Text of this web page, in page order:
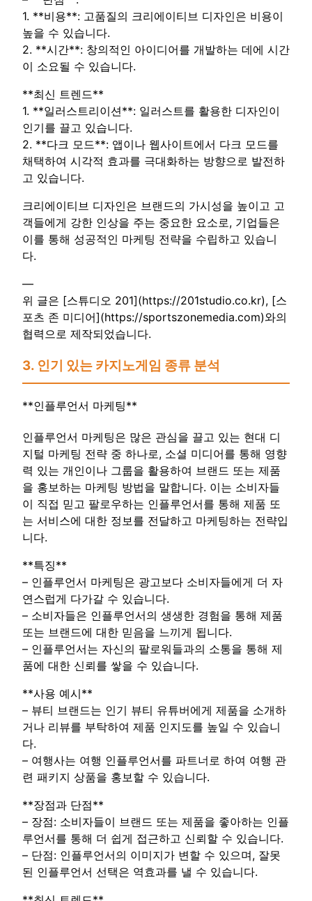
1. **비용**: 고품질의 크리에이티브 디자인은 비용이
높을 수 있습니다.
2. **시간**: 창의적인 아이디어를 개발하는 데에 시간
이 소요될 수 있습니다.
**최신 트렌드**
1. **일러스트리이션**: 일러스트를 활용한 디자인이
인기를 끌고 있습니다.
2. **다크 모드**: 앱이나 웹사이트에서 다크 모드를
채택하여 시각적 효과를 극대화하는 방향으로 발전하
고 있습니다.
크리에이티브 디자인은 브랜드의 가시성을 높이고 고
객들에게 강한 인상을 주는 중요한 요소로, 기업들은
이를 통해 성공적인 마케팅 전략을 수립하고 있습니
다.
—
위 글은 [스튜디오 201](https://201studio.co.kr), [스
포츠 존 미디어](https://sportszonemedia.com)와의
협력으로 제작되었습니다.
3. 인기 있는 카지노게임 종류 분석
**인플루언서 마케팅**
인플루언서 마케팅은 많은 관심을 끌고 있는 현대 디
지털 마케팅 전략 중 하나로, 소셜 미디어를 통해 영향
력 있는 개인이나 그룹을 활용하여 브랜드 또는 제품
을 홍보하는 마케팅 방법을 말합니다. 이는 소비자들
이 직접 믿고 팔로우하는 인플루언서를 통해 제품 또
는 서비스에 대한 정보를 전달하고 마케팅하는 전략입
니다.
**특징**
– 인플루언서 마케팅은 광고보다 소비자들에게 더 자
연스럽게 다가갈 수 있습니다.
– 소비자들은 인플루언서의 생생한 경험을 통해 제품
또는 브랜드에 대한 믿음을 느끼게 됩니다.
– 인플루언서는 자신의 팔로워들과의 소통을 통해 제
품에 대한 신뢰를 쌓을 수 있습니다.
**사용 예시**
– 뷰티 브랜드는 인기 뷰티 유튜버에게 제품을 소개하
거나 리뷰를 부탁하여 제품 인지도를 높일 수 있습니
다.
– 여행사는 여행 인플루언서를 파트너로 하여 여행 관
련 패키지 상품을 홍보할 수 있습니다.
**장점과 단점**
– 장점: 소비자들이 브랜드 또는 제품을 좋아하는 인플
루언서를 통해 더 쉽게 접근하고 신뢰할 수 있습니다.
– 단점: 인플루언서의 이미지가 변할 수 있으며, 잘못
된 인플루언서 선택은 역효과를 낼 수 있습니다.